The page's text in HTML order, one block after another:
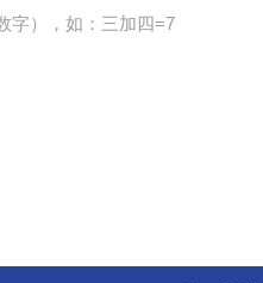
字），如：三加四=7